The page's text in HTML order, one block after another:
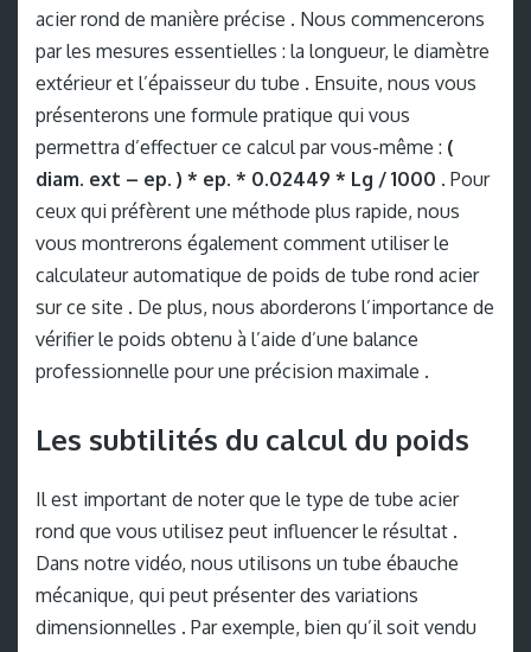
acier rond de manière précise . Nous commencerons
par les mesures essentielles : la longueur, le diamètre
extérieur et l’épaisseur du tube . Ensuite, nous vous
présenterons une formule pratique qui vous
permettra d’effectuer ce calcul par vous-même : (
diam. ext – ep. ) * ep. * 0.02449 * Lg / 1000 . Pour
ceux qui préfèrent une méthode plus rapide, nous
vous montrerons également comment utiliser le
calculateur automatique de poids de tube rond acier
sur ce site . De plus, nous aborderons l’importance de
vérifier le poids obtenu à l’aide d’une balance
professionnelle pour une précision maximale .
Les subtilités du calcul du poids
Il est important de noter que le type de tube acier
rond que vous utilisez peut influencer le résultat .
Dans notre vidéo, nous utilisons un tube ébauche
mécanique, qui peut présenter des variations
dimensionnelles . Par exemple, bien qu’il soit vendu